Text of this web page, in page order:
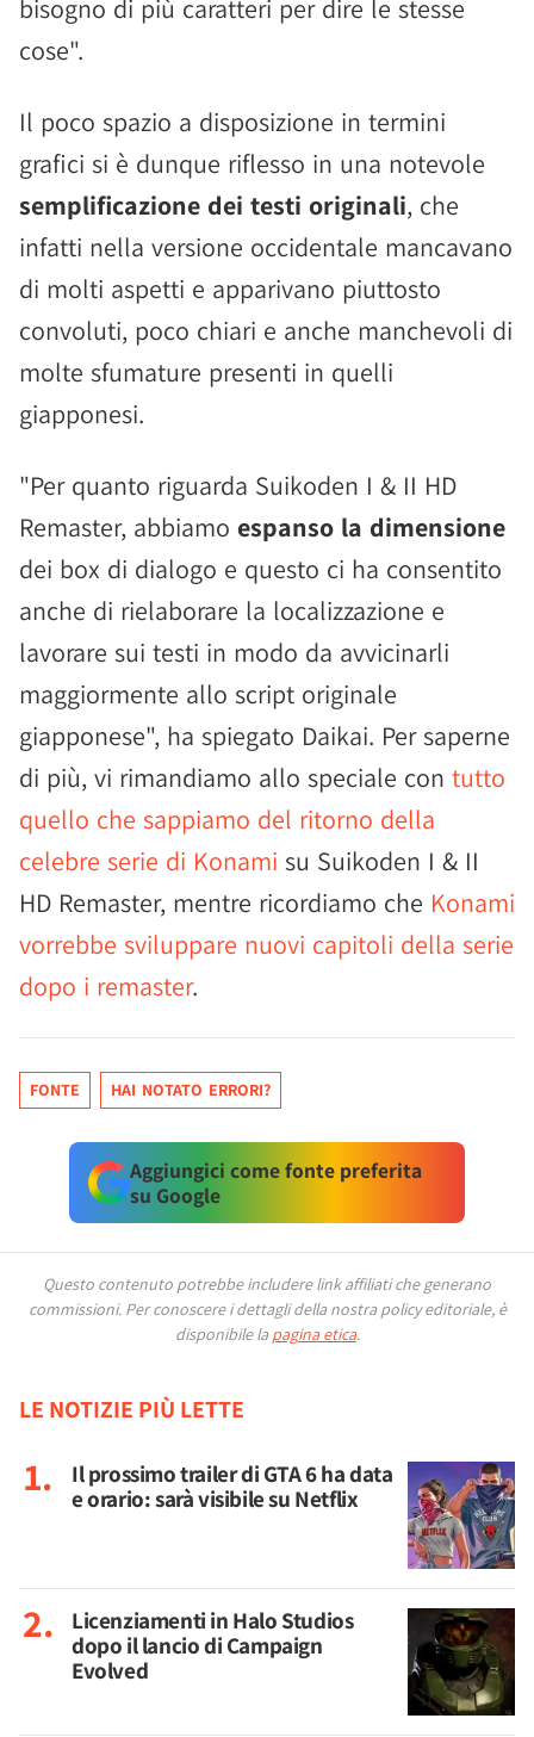
bisogno di più caratteri per dire le stesse
cose".
Il poco spazio a disposizione in termini
grafici si è dunque riflesso in una notevole
semplificazione dei testi originali, che
infatti nella versione occidentale mancavano
di molti aspetti e apparivano piuttosto
convoluti, poco chiari e anche manchevoli di
molte sfumature presenti in quelli
giapponesi.
"Per quanto riguarda Suikoden I & II HD
Remaster, abbiamo espanso la dimensione
dei box di dialogo e questo ci ha consentito
anche di rielaborare la localizzazione e
lavorare sui testi in modo da avvicinarli
maggiormente allo script originale
giapponese", ha spiegato Daikai. Per saperne
di più, vi rimandiamo allo speciale con tutto
quello che sappiamo del ritorno della
celebre serie di Konami su Suikoden I & II
HD Remaster, mentre ricordiamo che Konami
vorrebbe sviluppare nuovi capitoli della serie
dopo i remaster.
FONTE HAI NOTATO ERRORI?
Aggiungici come fonte preferita
su Google
Questo contenuto potrebbe includere link affiliati che generano
commissioni. Per conoscere i dettagli della nostra policy editoriale, è
disponibile la pagina etica.
LE NOTIZIE PIÙ LETTE
Il prossimo trailer di GTA 6 ha data
e orario: sarà visibile su Netflix
Licenziamenti in Halo Studios
dopo il lancio di Campaign
Evolved